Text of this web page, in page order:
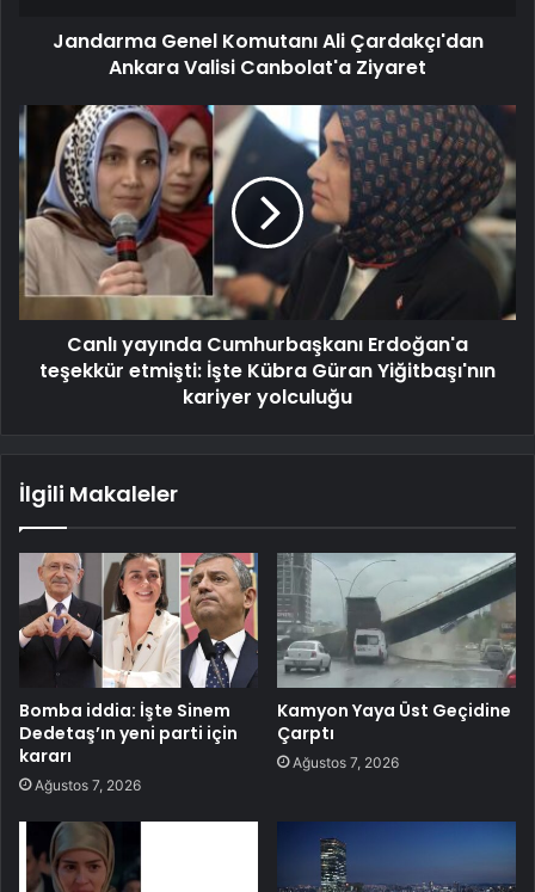
Jandarma Genel Komutanı Ali Çardakçı'dan
Ankara Valisi Canbolat'a Ziyaret
Canlı yayında Cumhurbaşkanı Erdoğan'a
teşekkür etmişti: İşte Kübra Güran Yiğitbaşı'nın
kariyer yolculuğu
İlgili Makaleler
Bomba iddia: İşte Sinem
Dedetaş’ın yeni parti için
kararı
Ağustos 7, 2026
Kamyon Yaya Üst Geçidine
Çarptı
Ağustos 7, 2026